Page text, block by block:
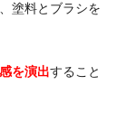
塗料とブラシを
を演出すること